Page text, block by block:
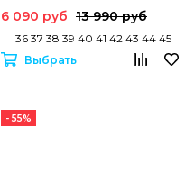
6 090 руб 13 990 руб
36 37 38 39 40 41 42 43 44 45
Выбрать
- 55%